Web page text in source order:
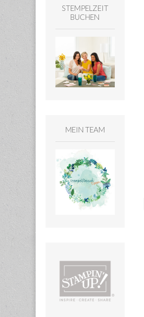
STEMPELZEIT
BUCHEN
MEIN TEAM